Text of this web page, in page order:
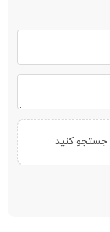
جستجو کنید